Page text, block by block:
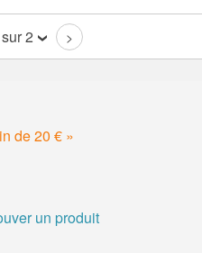
page 1 sur 2 >
de 20 € »
un produit